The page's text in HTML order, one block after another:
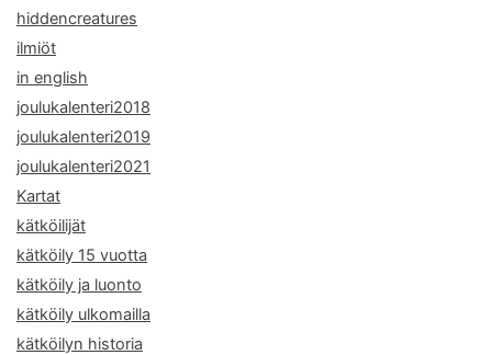
hiddencreatures
ilmiöt
in english
joulukalenteri2018
joulukalenteri2019
joulukalenteri2021
Kartat
kätköilijät
kätköily 15 vuotta
kätköily ja luonto
kätköily ulkomailla
kätköilyn historia